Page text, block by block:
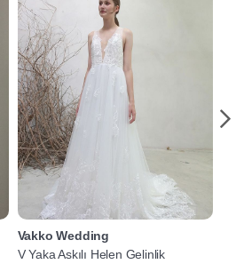
Vakko Wedding
V Yaka Askılı Helen Gelinlik